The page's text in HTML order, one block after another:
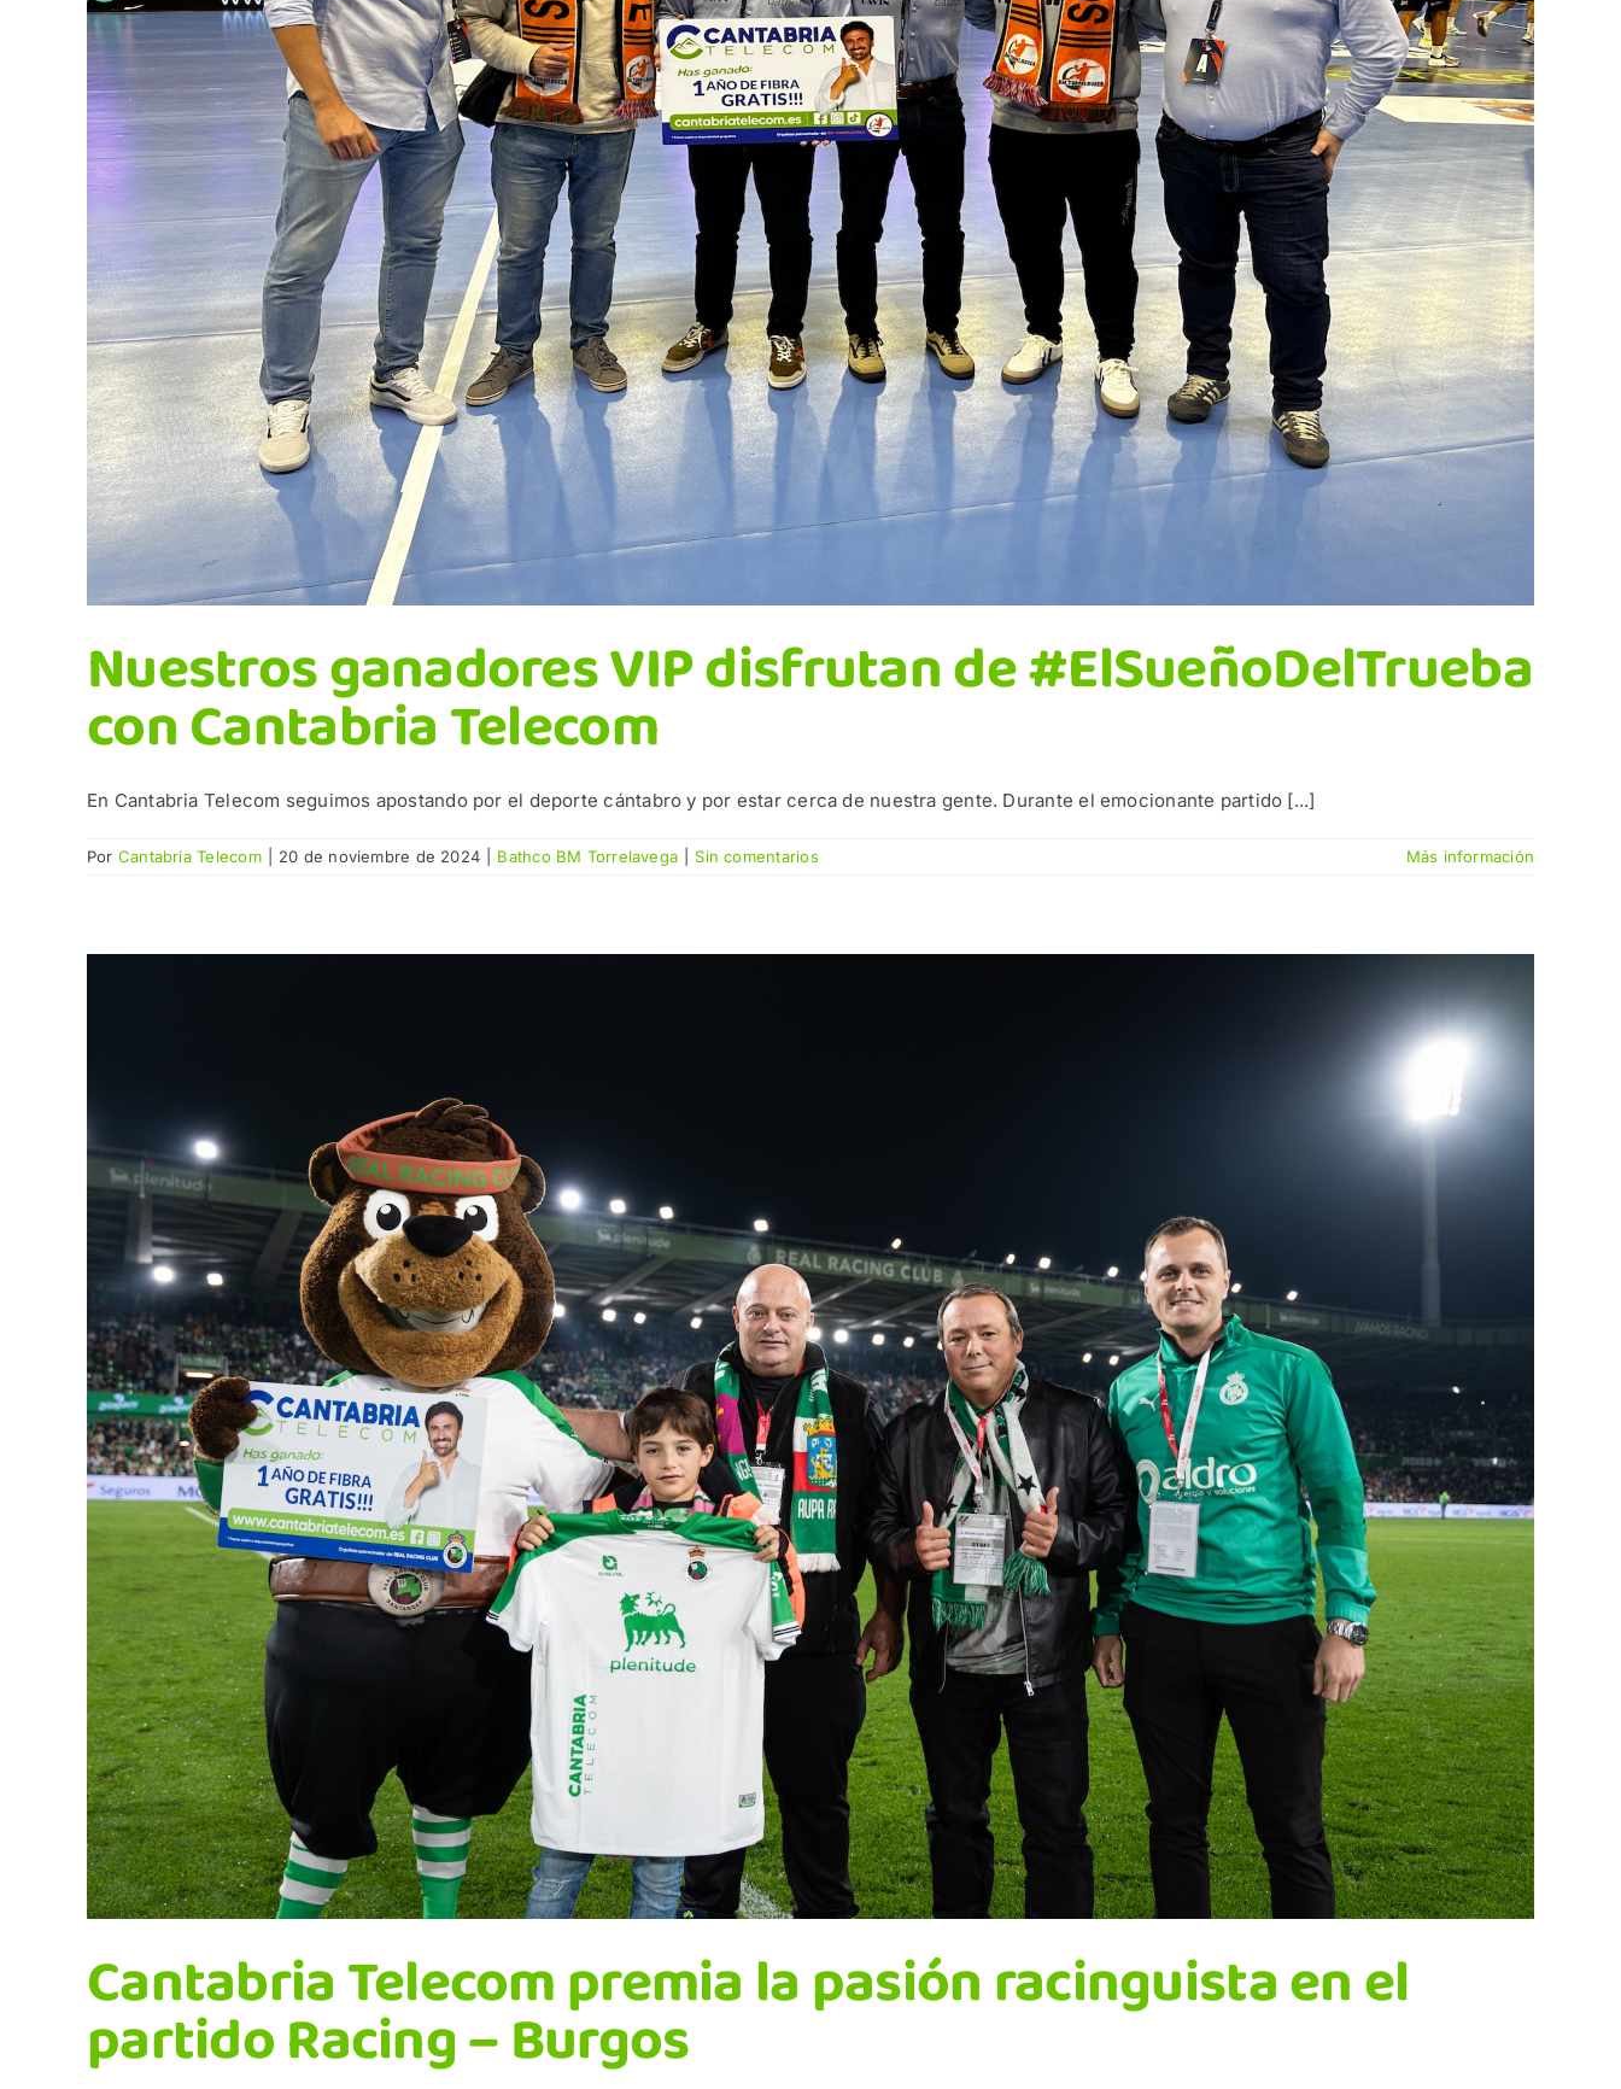
Nuestros ganadores VIP disfrutan de #ElSueñoDelTrueba
con Cantabria Telecom
En Cantabria Telecom seguimos apostando por el deporte cántabro y por estar cerca de nuestra gente. Durante el emocionante partido [...]
Por Cantabria Telecom 20 de noviembre de 2024 Bathco BM Torrelavega Sin comentarios Más información
Cantabria Telecom premia la pasión racinguista en el
partido Racing – Burgos